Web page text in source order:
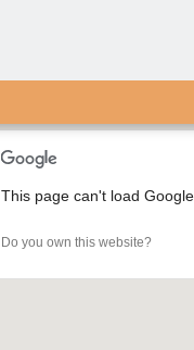
This page can't load
Do you own this website?